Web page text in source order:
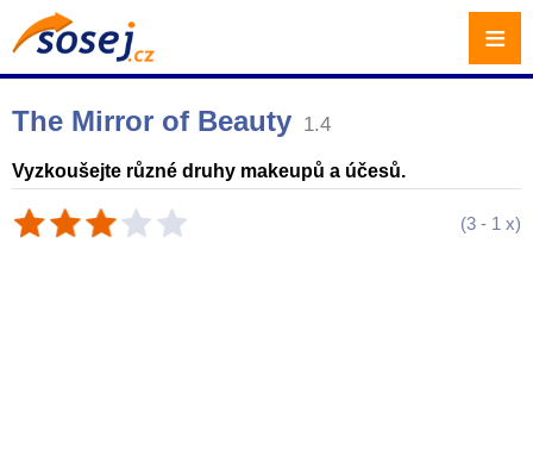
The Mirror of Beauty 1.4
Vyzkoušejte různé druhy makeupů a účesů.
(3 - 1 x)
≡